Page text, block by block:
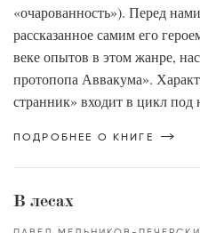
«очарованность»). Перед
рассказанное самим его
веке опытов в этом жанре,
протопопа Аввакума».
странник» входит в цикл
ПОДРОБНЕЕ О КНИГЕ
В лесах